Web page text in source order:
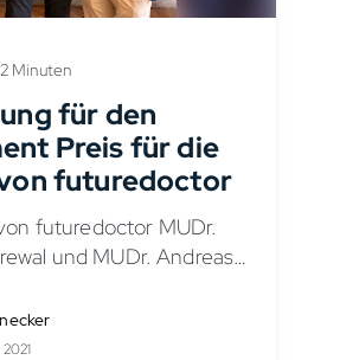
2 Minuten
für den
Preis für die
futuredoctor
futuredoctor MUDr.
und MUDr. Andreas
einen Traum erfüllen
sie einst selbst